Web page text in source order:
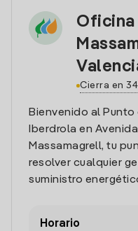
Oficina
Cierra en
Bienvenido al
Iberdrola en
Massamagrell, tu
resolver cualquier
suministro
Horario